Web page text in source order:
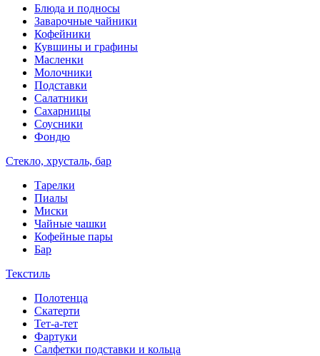
Блюда и подносы
Заварочные чайники
Кофейники
Кувшины и графины
Масленки
Молочники
Подставки
Салатники
Сахарницы
Соусники
Фондю
Стекло, хрусталь, бар
Тарелки
Пиалы
Миски
Чайные чашки
Кофейные пары
Бар
Текстиль
Полотенца
Скатерти
Тет-а-тет
Фартуки
Салфетки подставки и кольца